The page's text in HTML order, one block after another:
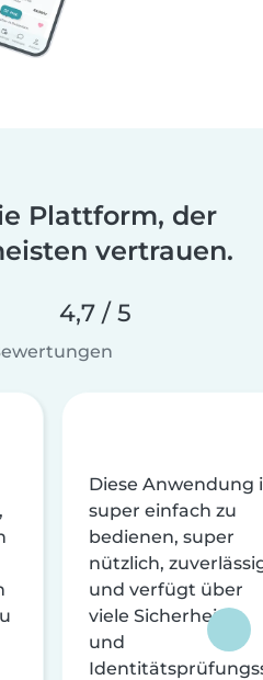
Plattform, der
vertrauen.
4,7 / 5
Diese Anwendung
super einfach zu
bedienen, super
nützlich,
und verfügt über
viele Sicherheits-
und